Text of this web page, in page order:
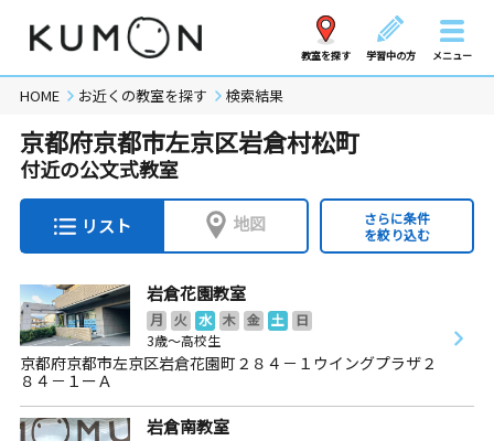
教室を探す 学習中の方 メニュー
HOME お近くの教室を探す 検索結果
京都府京都市左京区岩倉村松町
付近の公文式教室
リスト 地図
さらに条件
を絞り込む
岩倉花園教室
月 火 水 木 金 土
日
3歳～高校生
京都府京都市左京区岩倉花園町２８４－１ウイングプラザ２
８４－１ーＡ
岩倉南教室